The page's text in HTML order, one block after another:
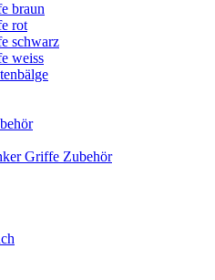
braun
rot
schwarz
weiss
Griffe Zubehör